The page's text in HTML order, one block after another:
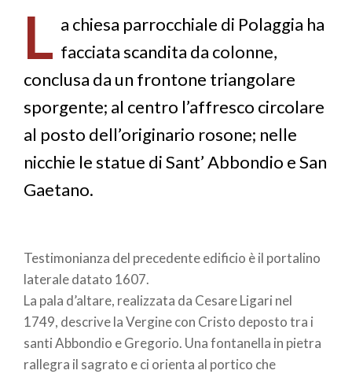
pane
L a chiesa parrocchiale di Polaggia ha
facciata scandita da colonne,
conclusa da un frontone triangolare
sporgente; al centro l’affresco circolare
al posto dell’originario rosone; nelle
nicchie le statue di Sant’ Abbondio e San
Gaetano.
Testimonianza del precedente edificio è il portalino
laterale datato 1607.
La pala d’altare, realizzata da Cesare Ligari nel
1749, descrive la Vergine con Cristo deposto tra i
santi Abbondio e Gregorio. Una fontanella in pietra
rallegra il sagrato e ci orienta al portico che